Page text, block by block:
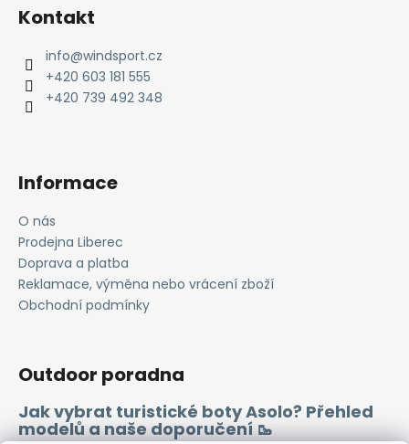
Kontakt
info@windsport.cz
+420 603 181 555
+420 739 492 348
Informace
O nás
Prodejna Liberec
Doprava a platba
Reklamace, výměna nebo vrácení zboží
Obchodní podmínky
Outdoor poradna
Jak vybrat turistické boty Asolo? Přehled
modelů a naše doporučení 🥾